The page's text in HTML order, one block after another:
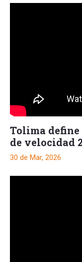
Tolima
de velocidad
30 de Mar, 2026